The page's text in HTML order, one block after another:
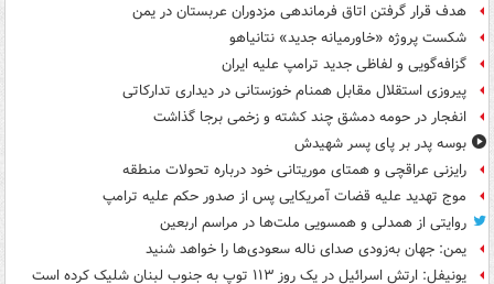
هدف قرار گرفتن اتاق‌ فرماندهی مزدوران عربستان در یمن
شکست پروژه «خاورمیانه جدید» نتانیاهو
گزافه‌گویی و لفاظی جدید ترامپ علیه ایران
پیروزی استقلال مقابل همنام خوزستانی در دیداری تدارکاتی
انفجار در حومه دمشق چند کشته و زخمی برجا گذاشت
بوسه‌ پدر بر پای پسر شهیدش
رایزنی عراقچی و همتای موریتانی خود درباره تحولات منطقه
موج تهدید علیه قضات آمریکایی پس از صدور حکم علیه ترامپ
روایتی از همدلی و همسویی ملت‌ها در مراسم اربعین
یمن: جهان به‌زودی صدای ناله سعودی‌ها را خواهد شنید
یونیفل: ارتش اسرائیل در یک روز ۱۱۳ توپ به جنوب لبنان شلیک کرده است